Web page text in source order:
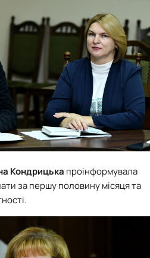
Кондрицька проінформувала
за першу половину місяця та